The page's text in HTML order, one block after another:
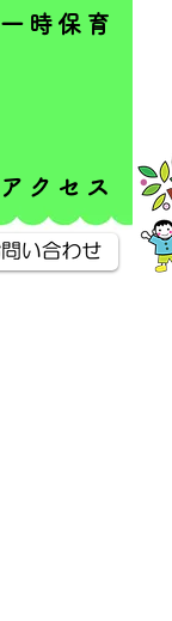
アクセス
一時保育